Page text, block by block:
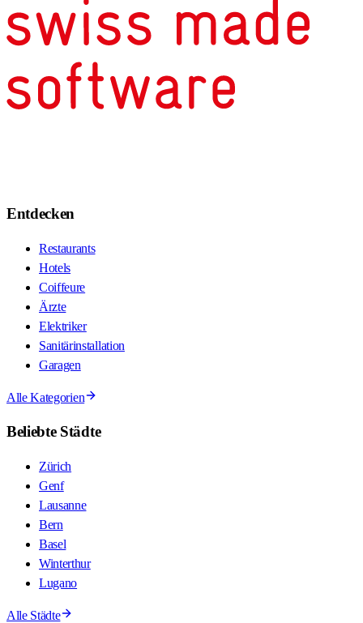
Entdecken
Restaurants
Hotels
Coiffeure
Ärzte
Elektriker
Sanitärinstallation
Garagen
Alle Kategorien
Beliebte Städte
Zürich
Genf
Lausanne
Bern
Basel
Winterthur
Lugano
Alle Städte